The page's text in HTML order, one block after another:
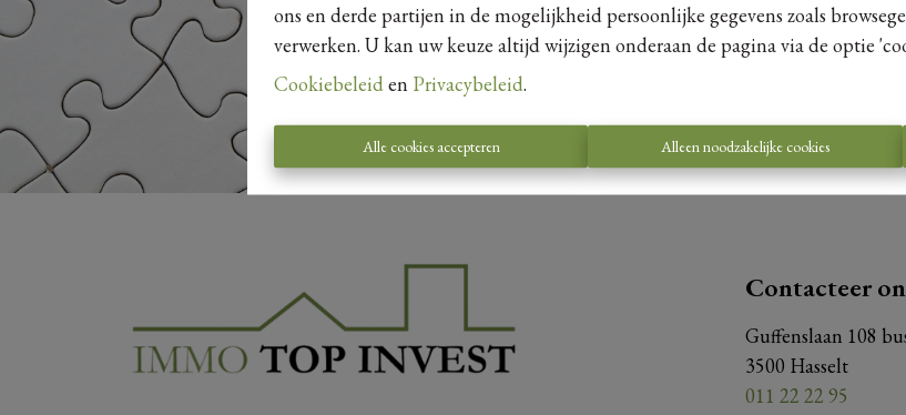
ons en derde partijen in de mogelijkheid persoonlijke gegevens zoals
verwerken. U kan uw keuze altijd wijzigen onderaan de pagina via de optie
Cookiebeleid en Privacybeleid.
Alle cookies accepteren Alleen noodzakelijke cookies
Contacteer
Guffenslaan 108
3500 Hasselt
011 22 22 95